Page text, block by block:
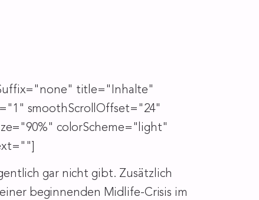
title="Inhalte"
smoothScrollOffset="24"
colorScheme="light"
gar nicht gibt. Zusätzlich
beginnenden Midlife-Crisis im